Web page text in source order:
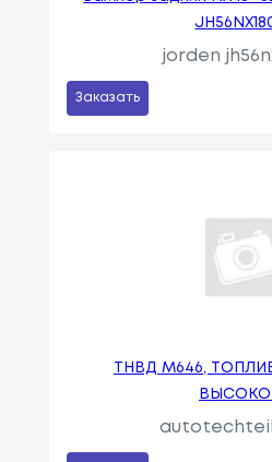
jorden
Заказать
ТНВД М646,